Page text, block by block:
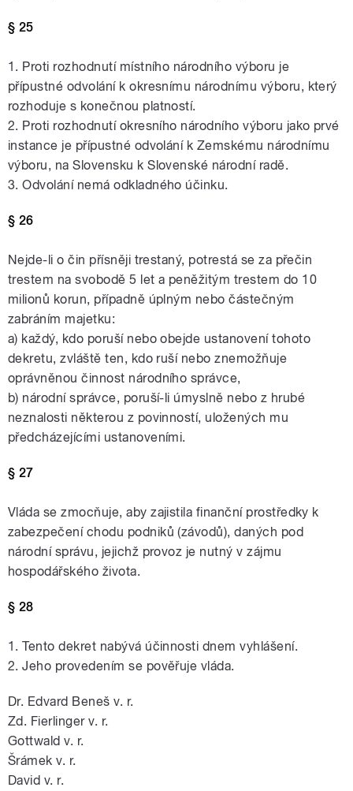
§ 25
1. Proti rozhodnutí místního národního výboru je
přípustné odvolání k okresnímu národnímu výboru, který
rozhoduje s konečnou platností.
2. Proti rozhodnutí okresního národního výboru jako prvé
instance je přípustné odvolání k Zemskému národnímu
výboru, na Slovensku k Slovenské národní radě.
3. Odvolání nemá odkladného účinku.
§ 26
Nejde-li o čin přísněji trestaný, potrestá se za přečin
trestem na svobodě 5 let a peněžitým trestem do 10
milionů korun, případně úplným nebo částečným
zabráním majetku:
a) každý, kdo poruší nebo obejde ustanovení tohoto
dekretu, zvláště ten, kdo ruší nebo znemožňuje
oprávněnou činnost národního správce,
b) národní správce, poruší-li úmyslně nebo z hrubé
neznalosti některou z povinností, uložených mu
předcházejícími ustanoveními.
§ 27
Vláda se zmocňuje, aby zajistila finanční prostředky k
zabezpečení chodu podniků (závodů), daných pod
národní správu, jejichž provoz je nutný v zájmu
hospodářského života.
§ 28
1. Tento dekret nabývá účinnosti dnem vyhlášení.
2. Jeho provedením se pověřuje vláda.
Dr. Edvard Beneš v. r.
Zd. Fierlinger v. r.
Gottwald v. r.
Šrámek v. r.
David v. r.